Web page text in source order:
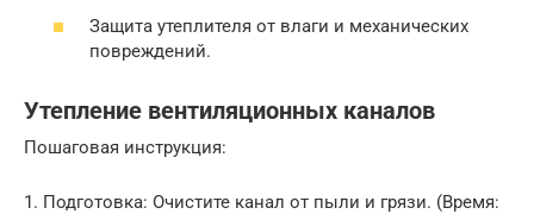
Защита утеплителя от влаги и механических
повреждений.
Утепление вентиляционных каналов
Пошаговая инструкция:
1. Подготовка: Очистите канал от пыли и грязи. (Время: